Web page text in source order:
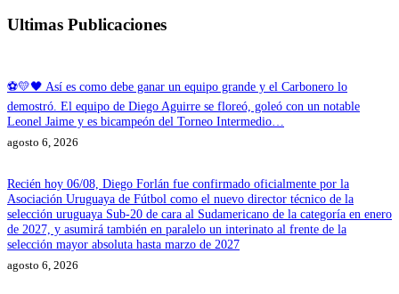
Ultimas Publicaciones
⚽💛🖤 Así es como debe ganar un equipo grande y el Carbonero lo
demostró. El equipo de Diego Aguirre se floreó, goleó con un notable
Leonel Jaime y es bicampeón del Torneo Intermedio…
agosto 6, 2026
Recién hoy 06/08, Diego Forlán fue confirmado oficialmente por la
Asociación Uruguaya de Fútbol como el nuevo director técnico de la
selección uruguaya Sub-20 de cara al Sudamericano de la categoría en enero
de 2027, y asumirá también en paralelo un interinato al frente de la
selección mayor absoluta hasta marzo de 2027
agosto 6, 2026